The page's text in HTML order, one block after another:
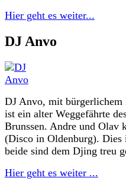
Hier geht es weiter...
DJ Anvo
DJ Anvo, mit bürgerlichem
ist ein alter Weggefährte
Brunssen. Andre und Olav
(Disco in Oldenburg). Dies
beide sind dem Djing treu
Hier geht es weiter ...